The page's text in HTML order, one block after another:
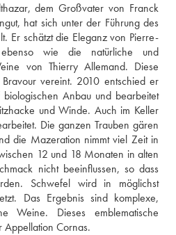
dem Großvater von Franck
hat sich unter der Führung des
Er schätzt die Eleganz von Pierre-
wie die natürliche und
von Thierry Allemand. Diese
vereint. 2010 entschied er
Anbau und bearbeitet
und Winde. Auch im Keller
Die ganzen Trauben gären
die Mazeration nimmt viel Zeit in
12 und 18 Monaten in alten
nicht beeinflussen, so dass
Schwefel wird in möglichst
Das Ergebnis sind komplexe,
Weine. Dieses emblematische
Appellation Cornas.